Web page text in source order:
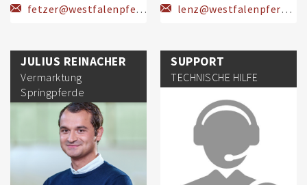
fetzer@westfalenpferde.de
lenz@westfalenpferde.de
JULIUS REINACHER
Vermarktung
Springpferde
SUPPORT
TECHNISCHE HILFE